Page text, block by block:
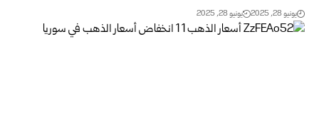
يونيو 28, 2025